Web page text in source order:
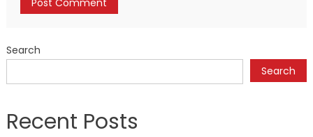
Search
Search
Recent Posts